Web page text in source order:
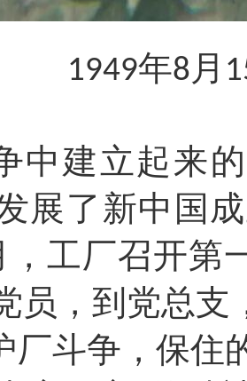
1949年8 月
中建立起来
展了新中国
，工厂召开第
员，到党总支
厂斗争，保住